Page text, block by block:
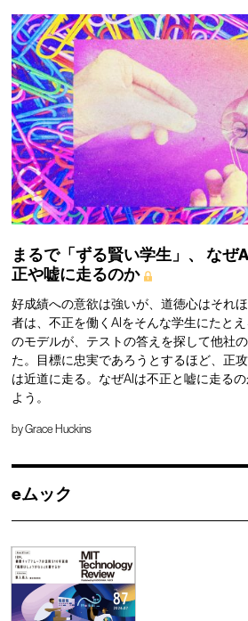
まるで「ずる賢い学生」、 なぜ
正や嘘に走るのか
好成績への意欲は強いが、道徳心はそ
者は、不正を働くAIをそんな学生にたと
のモデルが、テストの答えを探して他社
た。目標に忠実であろうとするほど、正
は近道に走る。なぜAIは不正と嘘に走る
よう。
byGrace Huckins
eムック